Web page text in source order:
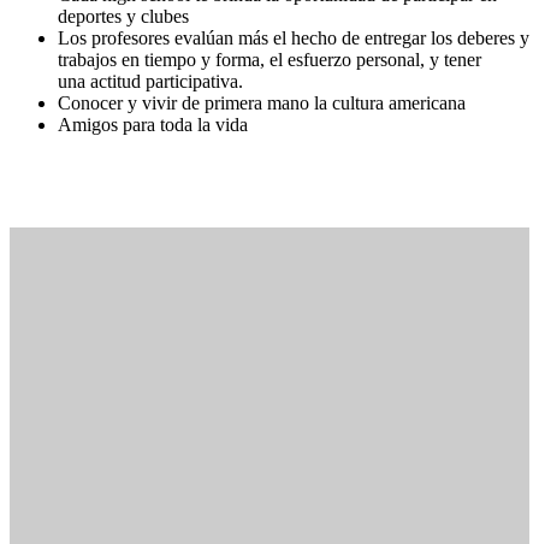
deportes y clubes
Los profesores evalúan más el hecho de entregar los deberes y
trabajos en tiempo y forma, el esfuerzo personal, y tener
una actitud participativa.
Conocer y vivir de primera mano la cultura americana
Amigos para toda la vida